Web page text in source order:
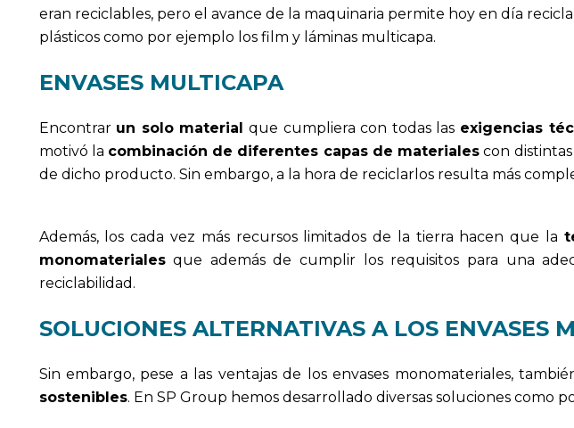
eran reciclables, pero el avance de la maquinaria permite hoy en día
plásticos como por ejemplo los film y láminas multicapa.
ENVASES MULTICAPA
Encontrar un solo material que cumpliera con todas las exigencias
motivó la combinación de diferentes capas de materiales con
de dicho producto. Sin embargo, a la hora de reciclarlos resulta más
Además, los cada vez más recursos limitados de la tierra hacen que la
monomaterialesque además de cumplir los requisitos para una
reciclabilidad.
SOLUCIONES ALTERNATIVAS A LOS ENVASES
Sin embargo, pese a las ventajas de los envases monomateriales,
sostenibles. En SP Group hemos desarrollado diversas soluciones como